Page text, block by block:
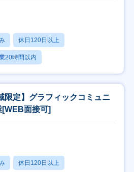
休日120日以上
20時間以内
限定】グラフィックコミュニ
面接可]
休日120日以上